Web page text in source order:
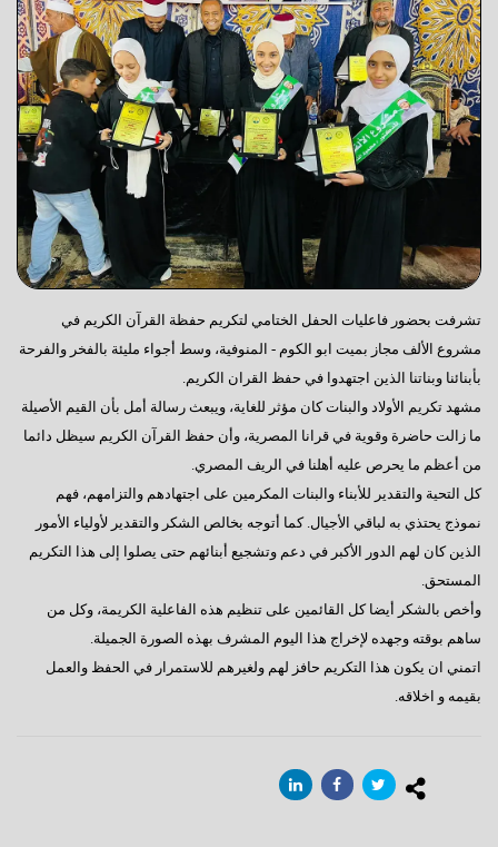
تشرفت بحضور فاعليات الحفل الختامي لتكريم حفظة القرآن الكريم في
مشروع الألف مجاز بميت ابو الكوم - المنوفية، وسط أجواء مليئة بالفخر والفرحة
بأبنائنا وبناتنا الذين اجتهدوا في حفظ القران الكريم.
مشهد تكريم الأولاد والبنات كان مؤثر للغاية، ويبعث رسالة أمل بأن القيم الأصيلة
ما زالت حاضرة وقوية في قرانا المصرية، وأن حفظ القرآن الكريم سيظل دائما
من أعظم ما يحرص عليه أهلنا في الريف المصري.
كل التحية والتقدير للأبناء والبنات المكرمين على اجتهادهم والتزامهم، فهم
نموذج يحتذي به لباقي الأجيال. كما أتوجه بخالص الشكر والتقدير لأولياء الأمور
الذين كان لهم الدور الأكبر في دعم وتشجيع أبنائهم حتى يصلوا إلى هذا التكريم
المستحق.
وأخص بالشكر أيضا كل القائمين على تنظيم هذه الفاعلية الكريمة، وكل من
ساهم بوقته وجهده لإخراج هذا اليوم المشرف بهذه الصورة الجميلة.
اتمني ان يكون هذا التكريم حافز لهم ولغيرهم للاستمرار في الحفظ والعمل
بقيمه و اخلاقه.